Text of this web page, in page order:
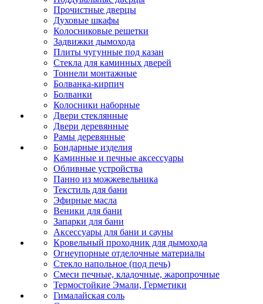
Прочистные дверцы
Духовые шкафы
Колосниковые решетки
Задвижки дымохода
Плиты чугунные под казан
Стекла для каминных дверей
Тоннели монтажные
Болванка-кирпич
Болванки
Колосники наборные
Двери стеклянные
Двери деревянные
Рамы деревянные
Бондарные изделия
Каминные и печные аксессуары
Обливные устройства
Панно из можжевельника
Текстиль для бани
Эфирные масла
Веники для бани
Запарки для бани
Аксессуары для бани и сауны
Кровельный проходник для дымохода
Огнеупорные отделочные материалы
Стекло напольное (под печь)
Смеси печные, кладочные, жаропрочные
Термостойкие Эмали, Герметики
Гималайская соль